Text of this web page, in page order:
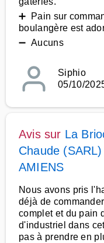
➕ Pain sur
boulangère est
➖ Aucuns
Siphio
05/10/
Avis sur La
Chaude (SARL)
AMIENS
Nous avons pris
déjà de
complet et du pain
d'industriel dans
pas à prendre en